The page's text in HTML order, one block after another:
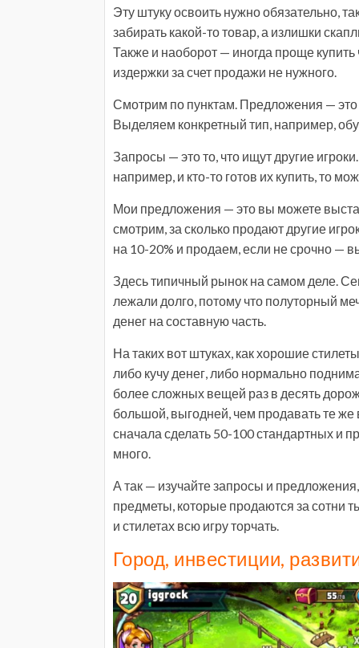
Эту штуку освоить нужно обязательно,
забирать какой-то товар, а излишки
Также и наоборот — иногда проще
издержки за счет продажи не нужного.
Смотрим по пунктам. Предложения — это
Выделяем конкретный тип, например,
Запросы — это то, что ищут другие
например, и кто-то готов их купить, то
Мои предложения — это вы можете
смотрим, за сколько продают другие
на 10-20% и продаем, если не срочно —
Здесь типичный рынок на самом деле.
лежали долго, потому что полуторный
денег на составную часть.
На таких вот штуках, как хорошие
либо кучу денег, либо нормально
более сложных вещей раз в десять
большой, выгодней, чем продавать те
сначала сделать 50-100 стандартных и
много.
А так — изучайте запросы и
предметы, которые продаются за сотни
и стилетах всю игру торчать.
Город, инвестиции,